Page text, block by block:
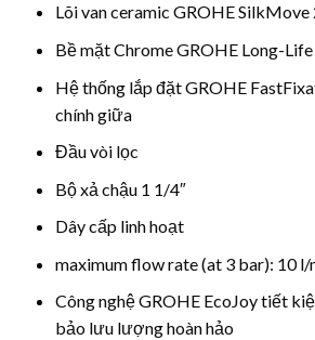
Lõi van ceramic GROHE SilkMove
Bề mặt Chrome GROHE Long-Life
Hệ thống lắp đặt GROHE
chính giữa
Đầu vòi lọc
Bộ xả chậu 1 1/4″
Dây cấp linh hoạt
maximum flow rate (at 3 bar): 10 l/
Công nghệ GROHE EcoJoy tiết
bảo lưu lượng hoàn hảo